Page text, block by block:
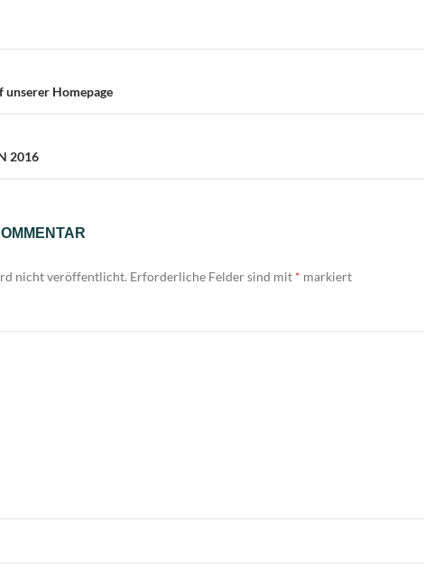
Homepage
2016
nicht veröffentlicht. Erforderliche Felder sind mit * markiert